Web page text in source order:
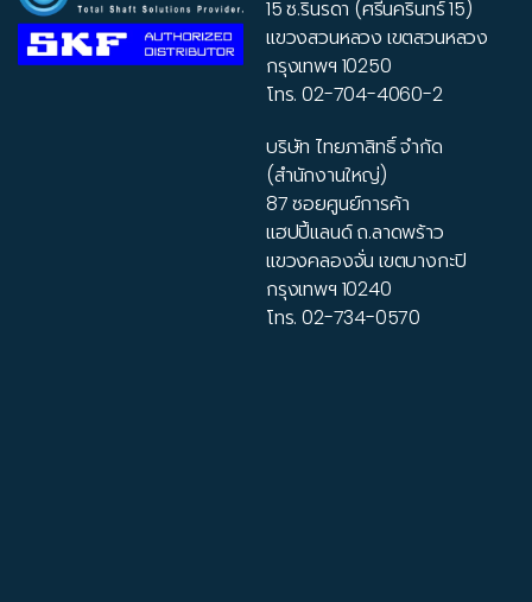
15 ซ.รินรดา (ศรีนครินทร์ 15)
แขวงสวนหลวง เขตสวนหลวง
กรุงเทพฯ 10250
โทร.02-704-4060-2
บริษัท ไทยภาสิทธิ์ จำกัด
(สำนักงานใหญ่)
87 ซอยศูนย์การค้า
แฮปปี้แลนด์ ถ.ลาดพร้าว
แขวงคลองจั่น เขตบางกะปิ
กรุงเทพฯ 10240
โทร.02-734-0570